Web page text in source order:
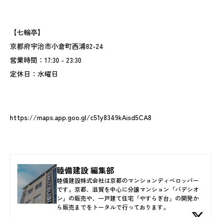
【七輪亭】
京都府宇治市小倉町西浦82-24
営業時間：17:30 - 23:30
定休日：水曜日
https://maps.app.goo.gl/c51y8349kAisd5CA8
睦備建設 編集部
睦備建設株式会社は京都のマンションディベロッパー
です。京都、滋賀を中心に分譲マンション「パデシオ
ン」の販売や、一戸建て住宅「やすらぎ台」の開発か
ら販売までをトータルで行っております。